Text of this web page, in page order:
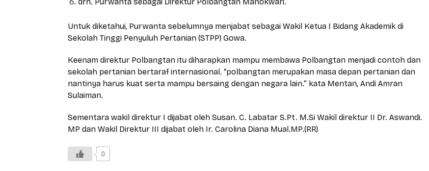
Untuk diketahui, Purwanta sebelumnya menjabat sebagai Wakil Ketua I Bidang Akademik di
Sekolah Tinggi Penyuluh Pertanian (STPP) Gowa.
Keenam direktur Polbangtan itu diharapkan mampu membawa Polbangtan menjadi contoh dan
sekolah pertanian bertaraf internasional. “polbangtan merupakan masa depan pertanian dan
nantinya harus kuat serta mampu bersaing dengan negara lain.” kata Mentan, Andi Amran
Sulaiman.
Sementara wakil direktur I dijabat oleh Susan. C. Labatar S.Pt. M.Si Wakil direktur II Dr. Aswandi.
MP dan Wakil Direktur III dijabat oleh Ir. Carolina Diana Mual.MP.(RR)
0